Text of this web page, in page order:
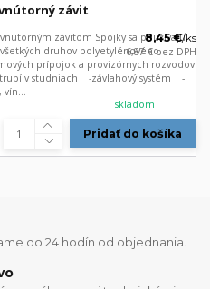
vnútorný závit
závitom Spojky sa používajú
druhov polyetylénového
prípojok a provizórnych rozvodov
v studniach -závlahový systém -
vín...
8,45 €/ks
6,87 €bez DPH
skladom
Pridať do košíka
do 24 hodín od objednania.